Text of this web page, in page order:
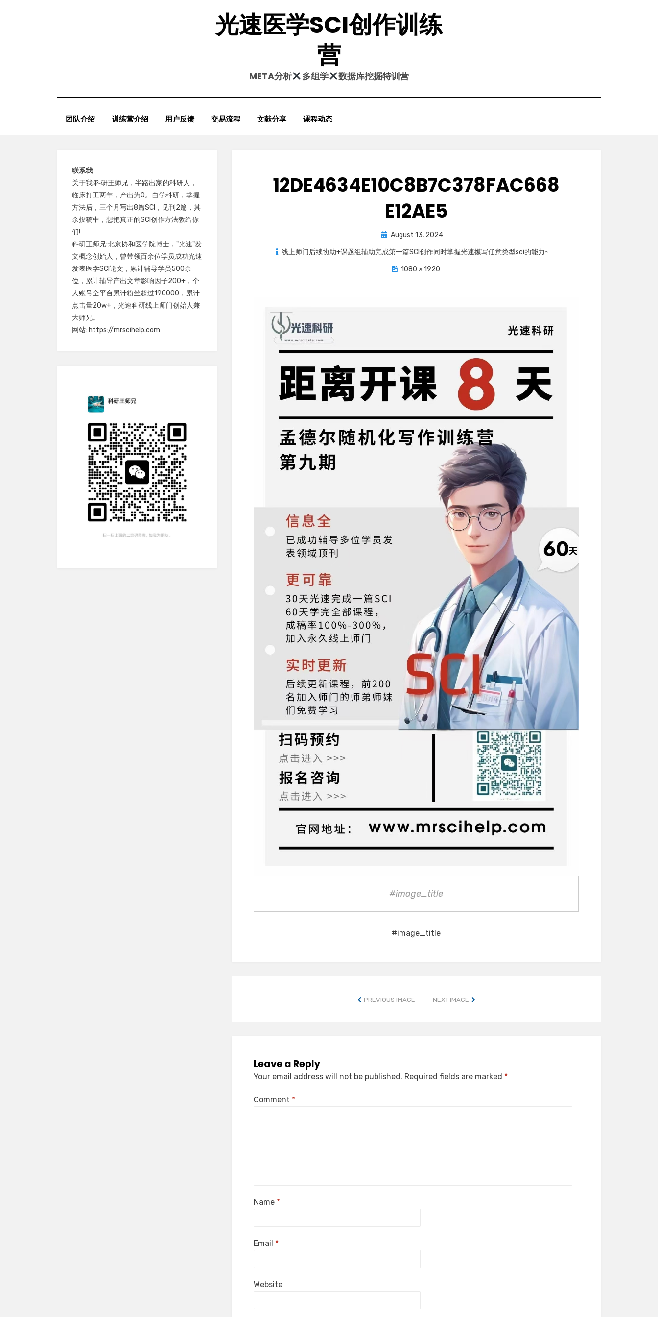
光速医学SCI创作训练
营
META分析 多组学 数据库挖掘特训营
团队介绍 训练营介绍 用户反馈 交易流程 文献分享 课程动态
12DE4634E10C8B7C378FAC668
E12AE5
Posted
on
August 13, 2024
线上师门后续协助+课题组辅助完成第一篇SCI创作同时掌握光速攥写任意类型sci的能力~
1080 × 1920
#image_title
#image_title
PREVIOUS IMAGE NEXT IMAGE
Leave a Reply
Your email address will not be published. Required fields are marked *
Comment *
Name *
Email *
Website
联系我
关于我:科研王师兄，半路出家的科研人，
临床打工两年，产出为0。自学科研，掌握
方法后，三个月写出8篇SCI，见刊2篇，其
余投稿中，想把真正的SCI创作方法教给你
们!
科研王师兄:北京协和医学院博士，"光速"发
文概念创始人，曾带领百余位学员成功光速
发表医学SCI论文，累计辅导学员500余
位，累计辅导产出文章影响因子200+，个
人账号全平台累计粉丝超过190000，累计
点击量20w+，光速科研线上师门创始人兼
大师兄。
网站: https://mrscihelp.com